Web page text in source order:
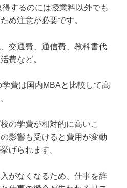
するのには授業料以外でも
め注意が必要です。
交通費、通信費、教科書代
費など。
費は国内MBAと比較して高
の学費が相対的に高いこ
影響も受けると費用が変動
げられます。
がなくなるため、仕事を辞